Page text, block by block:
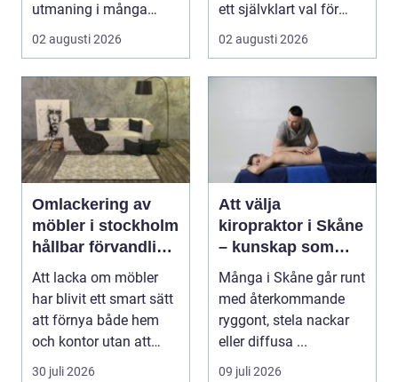
utmaning i många
svenska hem, kontor
02 augusti 2026
ett självklart val för
många som söke...
02 augusti 2026
Omlackering av
möbler i stockholm
hållbar förvandling
av hem och kontor
Att lacka om möbler
har blivit ett smart sätt
att förnya både hem
och kontor utan att
köpa nytt. Mån...
30 juli 2026
Att välja
kiropraktor i Skåne
– kunskap som
hjälper dig att ta
rätt beslut
Många i Skåne går runt
med återkommande
ryggont, stela nackar
eller diffusa ...
09 juli 2026